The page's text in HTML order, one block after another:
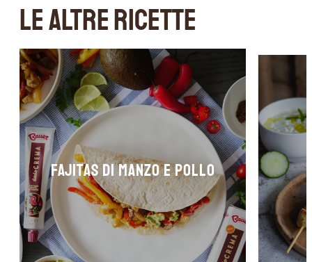
LE ALTRE RICETTE
FAJITAS DI MANZO E POLLO